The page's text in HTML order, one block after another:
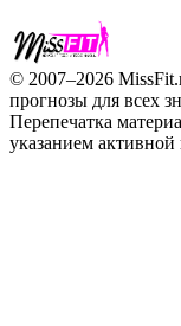
© 2007–2026
прогнозы для всех
Перепечатка
указанием